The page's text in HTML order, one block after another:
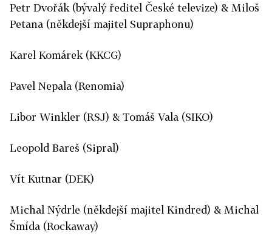
Petr Dvořák (bývalý ředitel České televize) & Miloš
Petana (někdejší majitel Supraphonu)
Karel Komárek (KKCG)
Pavel Nepala (Renomia)
Libor Winkler (RSJ) & Tomáš Vala (SIKO)
Leopold Bareš (Sipral)
Vít Kutnar (DEK)
Michal Nýdrle (někdejší majitel Kindred) & Michal
Šmída (Rockaway)